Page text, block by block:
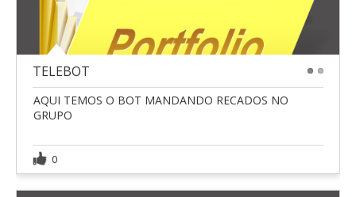
TELEBOT
AQUI TEMOS O BOT MANDANDO RECADOS NO
GRUPO
0